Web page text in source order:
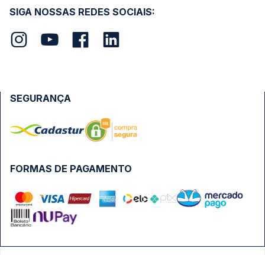
SIGA NOSSAS REDES SOCIAIS:
FORMAS DE PAGAMENTO
SEGURANÇA